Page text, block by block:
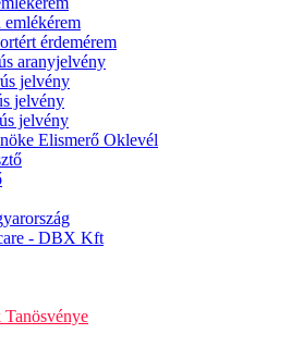
érdemérem
aranyjelvény
jelvény
jelvény
jelvény
Elismerő Oklevél
- DBX Kft